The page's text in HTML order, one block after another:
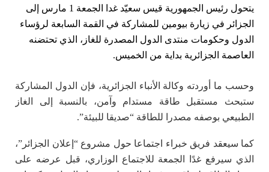
يتحول رئيس الجمهورية قيس سعيّد غدا الجمعة 1 مارس إلى
الجزائر في زيارة بيومين للمشاركة في القمة السابعة لرؤساء
الدول وحكومات منتدى الدول المصدرة للغاز، الذي تحتضنه
العاصمة الجزائرية بداية من الخميس.
وحسب ما أوردته وكالة الأنباء الجزائرية، فإن الدول المشاركة
ستبحث مستقبل طاقة مستدام وآمن، بالنسبة إلى الغاز
الطبيعي بوصفه مصدرا للطاقة “صديقا للبيئة”.
كما سيعقد فريق خبراء اجتماعا حول مشروع “إعلان الجزائر”،
الذي سيرفع غدًا الجمعة للاجتماع الوزاري، قبل عرضه على